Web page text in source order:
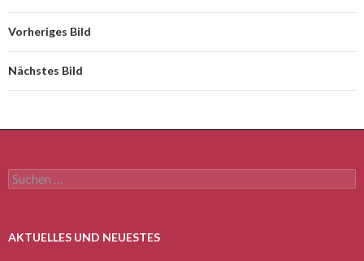
Vorheriges Bild
Nächstes Bild
Suchen
nach:
AKTUELLES UND NEUESTES